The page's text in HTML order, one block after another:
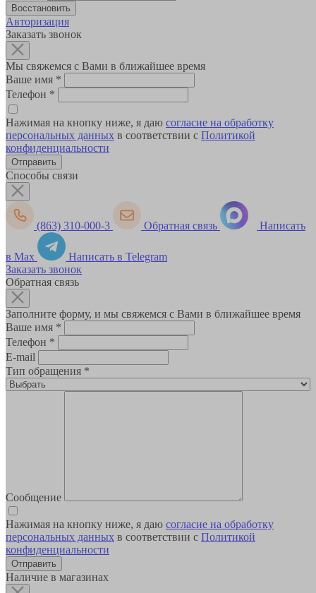
Авторизация
Заказать звонок
Мы свяжемся с Вами в ближайшее время
Ваше имя *
Телефон *
Нажимая на кнопку ниже, я даю согласие на обработку
персональных данных в соответствии с Политикой
конфиденциальности
Способы связи
(863) 310-000-3 Обратная связь Написать
в Max
Написать в Telegram
Заказать звонок
Обратная связь
Заполните форму, и мы свяжемся с Вами в ближайшее время
Ваше имя *
Телефон *
E-mail
Тип обращения *
Сообщение
Нажимая на кнопку ниже, я даю согласие на обработку
персональных данных в соответствии с Политикой
конфиденциальности
Наличие в магазинах